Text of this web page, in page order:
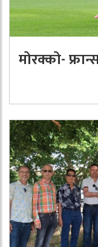
मोरक्को-